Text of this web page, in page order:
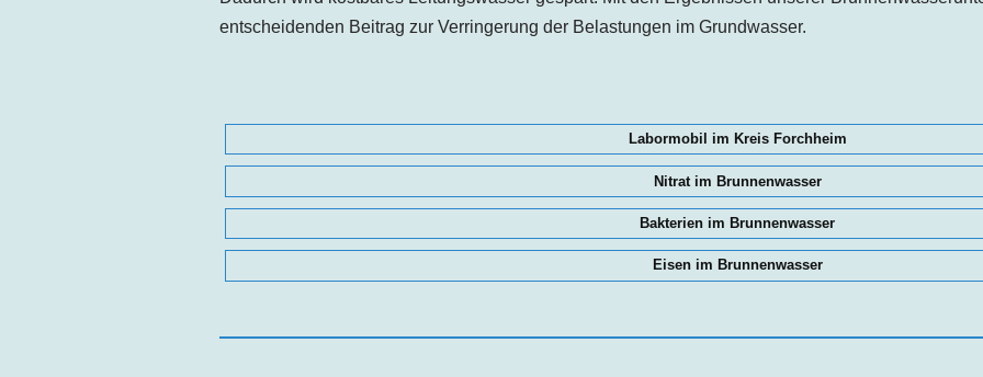
entscheidenden Beitrag zur Verringerung der Belastungen im Grundwasser.
Labormobil im Kreis Forchheim
Nitrat im Brunnenwasser
Bakterien im Brunnenwasser
Eisen im Brunnenwasser